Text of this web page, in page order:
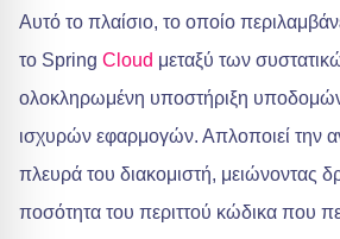
Αυτό το πλαίσιο, το οποίο
το Spring Cloud μεταξύ των
ολοκληρωμένη υποστήριξη
ισχυρών εφαρμογών. Απλοποιεί την
πλευρά του διακομιστή, μειώνοντας
ποσότητα του περιττού κώδικα που